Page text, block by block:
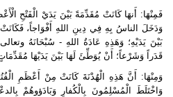
فَمِنْهَا: أَنهَا كَانَتْ مُقَدِّمَةً بَيْنَ يَدَيْ الْفَتْحِ
وَدَخَلَ الناسُ بِهِ فِي دِينِ اللهِ أَفْوَاجاً، فَكَانَتْ
بَيْنَ يَدَيْهِ؛ وَهَذِهِ عَادَةُ اللهِ - سُبْحَانَهُ
قَدَراً وَشَرْعاً؛ أَنْ يُوَطِّئَ لَهَا بَيْنَ يَدَيْهَا
وَمِنْهَا: أَنَّ هَذِهِ الْهُدْنَةَ كَانَتْ مِنْ أَعْظَمِ
وَاخْتَلَطَ الْمُسْلِمُونَ بِالْكُفارِ وَبَادَؤوهُمْ